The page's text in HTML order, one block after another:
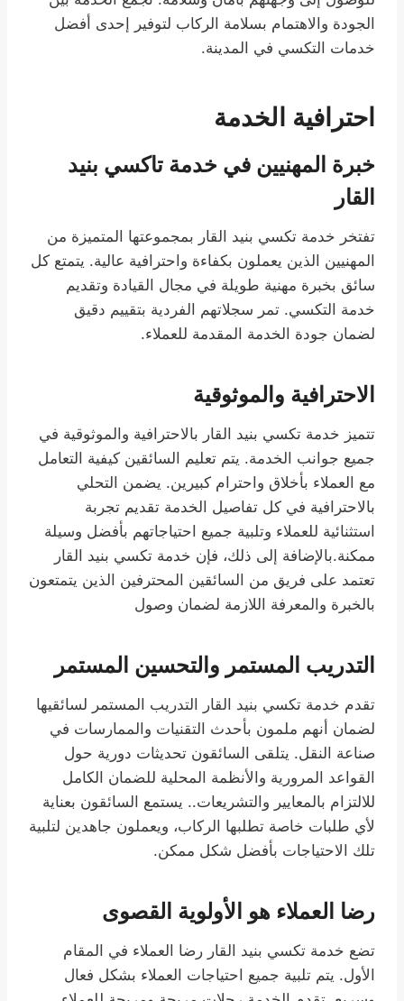
الجودة والاهتمام بسلامة الركاب لتوفير إحدى أفضل
خدمات التكسي في المدينة.
احترافية الخدمة
خبرة المهنيين في خدمة تاكسي بنيد
القار
تفتخر خدمة تكسي بنيد القار بمجموعتها المتميزة من
المهنيين الذين يعملون بكفاءة واحترافية عالية. يتمتع كل
سائق بخبرة مهنية طويلة في مجال القيادة وتقديم
خدمة التكسي. تمر سجلاتهم الفردية بتقييم دقيق
لضمان جودة الخدمة المقدمة للعملاء.
الاحترافية والموثوقية
تتميز خدمة تكسي بنيد القار بالاحترافية والموثوقية في
جميع جوانب الخدمة. يتم تعليم السائقين كيفية التعامل
مع العملاء بأخلاق واحترام كبيرين. يضمن التحلي
بالاحترافية في كل تفاصيل الخدمة تقديم تجربة
استثنائية للعملاء وتلبية جميع احتياجاتهم بأفضل وسيلة
ممكنة.بالإضافة إلى ذلك، فإن خدمة تكسي بنيد القار
تعتمد على فريق من السائقين المحترفين الذين يتمتعون
بالخبرة والمعرفة اللازمة لضمان وصول
التدريب المستمر والتحسين المستمر
تقدم خدمة تكسي بنيد القار التدريب المستمر لسائقيها
لضمان أنهم ملمون بأحدث التقنيات والممارسات في
صناعة النقل. يتلقى السائقون تحديثات دورية حول
القواعد المرورية والأنظمة المحلية للضمان الكامل
للالتزام بالمعايير والتشريعات.. يستمع السائقون بعناية
لأي طلبات خاصة تطلبها الركاب، ويعملون جاهدين لتلبية
تلك الاحتياجات بأفضل شكل ممكن.
رضا العملاء هو الأولوية القصوى
تضع خدمة تكسي بنيد القار رضا العملاء في المقام
الأول. يتم تلبية جميع احتياجات العملاء بشكل فعال